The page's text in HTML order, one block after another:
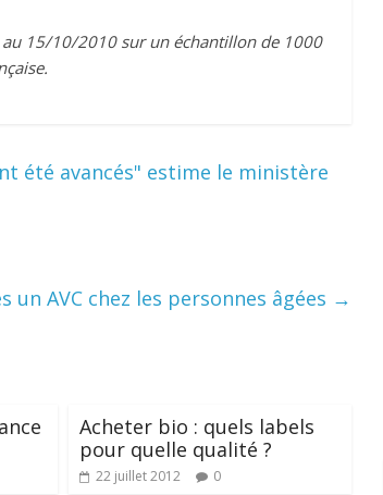
au 15/10/2010 sur un échantillon de 1000
été avancés" estime le ministère
un AVC chez les personnes âgées →
Acheter bio : quels labels
pour quelle qualité ?
22 juillet 2012 0